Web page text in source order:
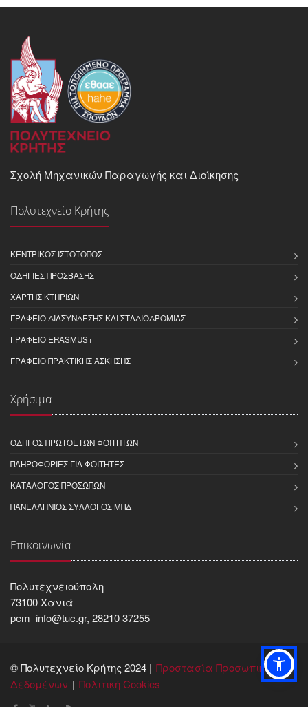
Σχολή Μηχανικών Παραγωγής και Διοίκησης
Πολυτεχνείο Κρήτης
ΚΕΝΤΡΙΚΌΣ ΙΣΤΌΤΟΠΟΣ
ΟΔΗΓΊΕΣ ΠΡΌΣΒΑΣΗΣ
ΧΆΡΤΗΣ ΚΤΗΡΊΩΝ
ΓΡΑΦΕΊΟ ΔΙΑΣΎΝΔΕΣΗΣ ΚΑΙ ΣΤΑΔΙΟΔΡΟΜΊΑΣ
ΓΡΑΦΕΊΟ ERASMUS+
ΓΡΑΦΕΊΟ ΠΡΑΚΤΙΚΉΣ ΆΣΚΗΣΗΣ
Χρήσιμα
ΟΔΗΓΌΣ ΠΡΩΤΟΕΤΏΝ ΦΟΙΤΗΤΏΝ
ΠΛΗΡΟΦΟΡΊΕΣ ΓΙΑ ΦΟΙΤΗΤΈΣ
ΚΑΤΆΛΟΓΟΣ ΠΡΟΣΏΠΩΝ
ΠΑΝΕΛΛΉΝΙΟΣ ΣΎΛΛΟΓΟΣ ΜΠΔ
Επικοινωνία
Πολυτεχνειούπολη
73100 Χανιά
pem_info@tuc.gr, 28210 37255
© Πολυτεχνείο Κρήτης 2024 | Προστασία Προσωπικών
Δεδομένων
Πολιτική Cookies